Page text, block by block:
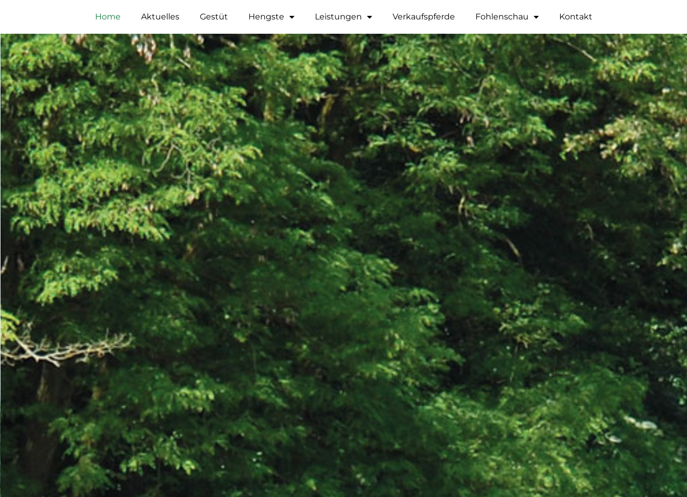
Home Aktuelles Gestüt Hengste Leistungen Verkaufspferde Fohlenschau Kontakt